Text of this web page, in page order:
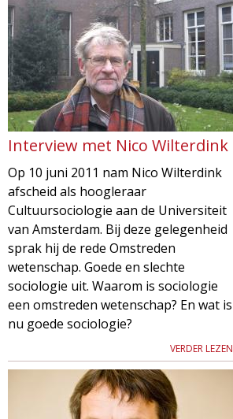
Interview met Nico Wilterdink
Op 10 juni 2011 nam Nico Wilterdink
afscheid als hoogleraar
Cultuursociologie aan de Universiteit
van Amsterdam. Bij deze gelegenheid
sprak hij de rede Omstreden
wetenschap. Goede en slechte
sociologie uit. Waarom is sociologie
een omstreden wetenschap? En wat is
nu goede sociologie?
VERDER LEZEN